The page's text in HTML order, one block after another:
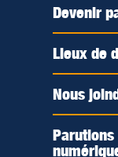
Devenir
Lieux de
Nous
Parutions